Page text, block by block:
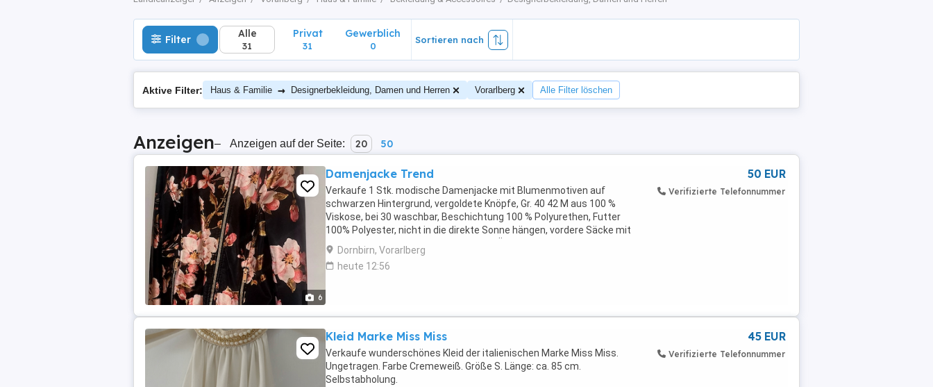
Filter Alle
31
Privat
31
Gewerblich
0
Sortieren nach
Aktive Filter: Haus & Familie → Designerbekleidung, Damen und Herren Vorarlberg Alle Filter löschen
Anzeigen– Anzeigen auf der Seite: 20 50
6
Damenjacke Trend
Verkaufe 1 Stk. modische Damenjacke mit Blumenmotiven auf
schwarzen Hintergrund, vergoldete Knöpfe, Gr. 40 42 M aus 100 %
Viskose, bei 30 waschbar, Beschichtung 100 % Polyurethen, Futter
100% Polyester, nicht in die direkte Sonne hängen, vordere Säcke mit
Reißverschluss versehen, ebenso das Ärmelende Neupreis: ...
Dornbirn, Vorarlberg
heute 12:56
50 EUR
Verifizierte Telefonnummer
Kleid Marke Miss Miss
Verkaufe wunderschönes Kleid der italienischen Marke Miss Miss.
Ungetragen. Farbe Cremeweiß. Größe S. Länge: ca. 85 cm.
Selbstabholung.
45 EUR
Verifizierte Telefonnummer